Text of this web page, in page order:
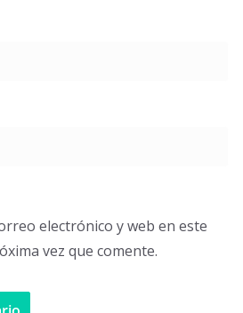
electrónico y web en este
vez que comente.